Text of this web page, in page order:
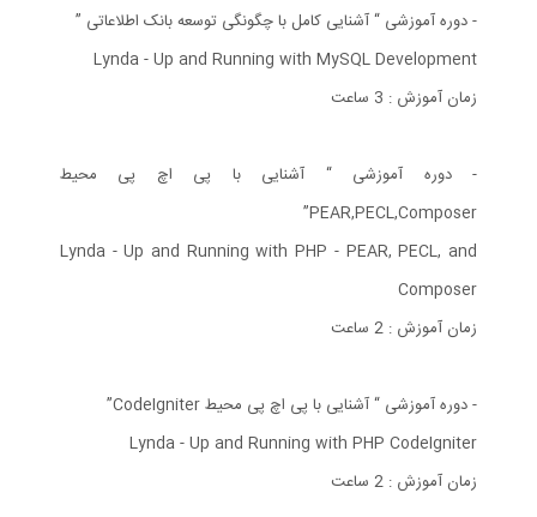
- دوره آموزشی “ آشنایی کامل با چگونگی توسعه بانک اطلاعاتی ”
Lynda - Up and Running with MySQL Development
زمان آموزش : 3 ساعت
- دوره آموزشی “ آشنایی با پی اچ پی محیط
PEAR,PECL,Composer”
Lynda - Up and Running with PHP - PEAR, PECL, and
Composer
زمان آموزش : 2 ساعت
- دوره آموزشی “ آشنایی با پی اچ پی محیط CodeIgniter”
Lynda - Up and Running with PHP CodeIgniter
زمان آموزش : 2 ساعت